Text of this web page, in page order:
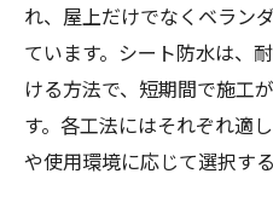
れ、屋上だけでなくベラン
ています。シート防水は、
ける方法で、短期間で施工
す。各工法にはそれぞれ適
や使用環境に応じて選択す